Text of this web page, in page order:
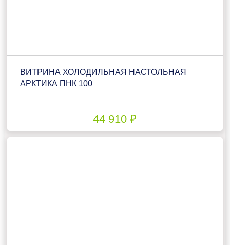
ВИТРИНА ХОЛОДИЛЬНАЯ НАСТОЛЬНАЯ
АРКТИКА ПНК 100
44 910 ₽